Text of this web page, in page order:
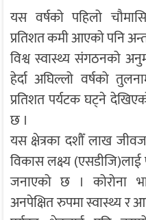
यस वर्षको पहिलो
प्रतिशत कमी आएको पनि
विश्व स्वास्थ्य संगठनको
हेर्दा अघिल्लो वर्षको
प्रतिशत पर्यटक घट्ने
छ ।
यस क्षेत्रका दशौँ लाख
विकास लक्ष्य
जनाएको छ । कोरोना
अनपेक्षित रुपमा स्वास्थ्य र